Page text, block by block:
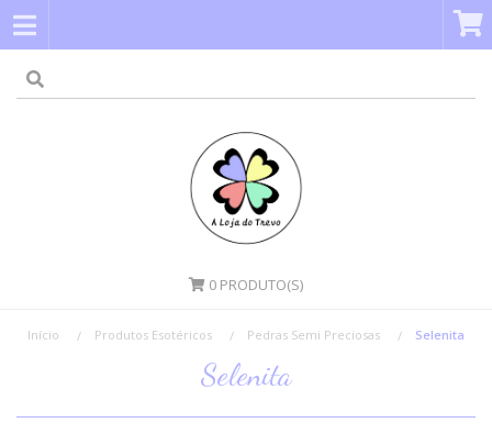
0 PRODUTO(S)
Início Produtos Esotéricos Pedras Semi Preciosas Selenita
Selenita